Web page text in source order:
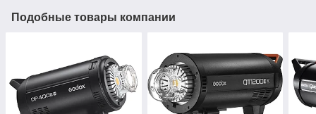
Подобные товары компании